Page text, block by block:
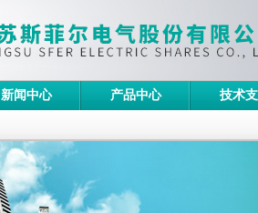
新闻中心 产品中心 技术